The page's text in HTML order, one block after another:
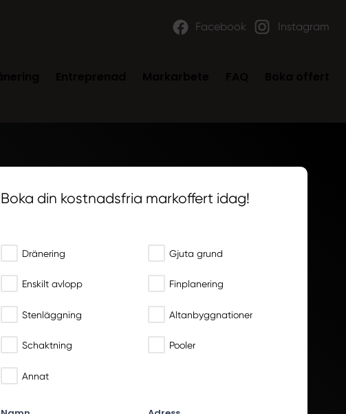
Facebook Instagram
Boka din kostnadsfria markoffert idag!
Dränering Gjuta grund
Enskilt avlopp Finplanering
Stenläggning Altanbyggnationer
Schaktning Pooler
Annat